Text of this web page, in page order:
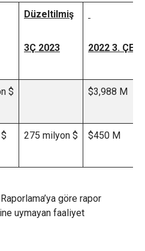
Düzeltilmiş
3Ç 2023 2022 3.
$ $3,988 M
275 milyon $ $450 M
göre rapor
uymayan faaliyet